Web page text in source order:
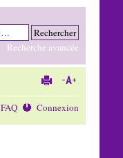
Recherche avancée
FAQ Connexion